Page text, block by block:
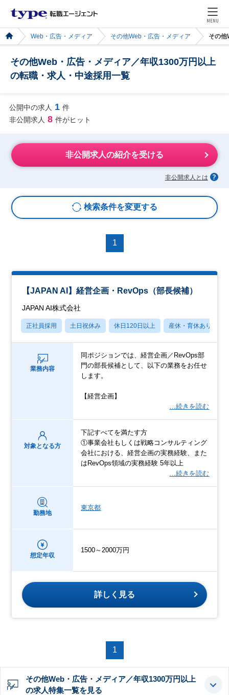
MENU
Web・広告・メディア その他Web・広告・メディア その他
その他Web・広告・メディア／年収1300万円以上
の転職・求人・中途採用一覧
公開中の求人 1 件
非公開求人 8 件がヒット
非公開求人の紹介を受ける
非公開求人とは
検索条件を変更する
1
【JAPAN AI】経営企画・RevOps（部長候補）
JAPAN AI株式会社
正社員採用 土日祝休み 休日120日以上 産休・育休あり
業務内容
同ポジションでは、経営企画／RevOps部
門の部長候補として、以下の業務をお任せ
します。
【経営企画】
…続きを読む
対象となる方
下記すべてを満たす方
①事業会社もしくは戦略コンサルティング
会社における、経営企画の実務経験、また
はRevOps領域の実務経験 5年以上
…続きを読む
勤務地
東京都
想定年収
1500～2000万円
詳しく見る
1
その他Web・広告・メディア／年収1300万円以上
の求人特集一覧を見る